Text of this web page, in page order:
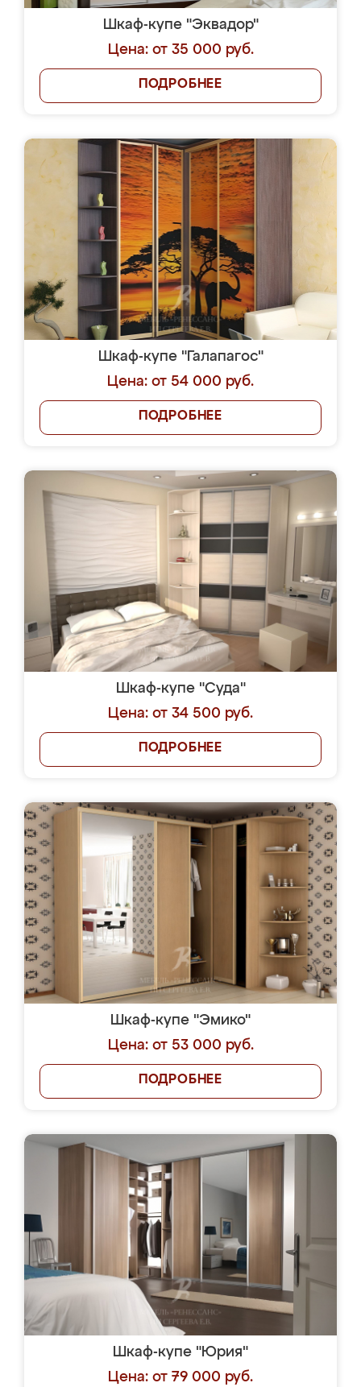
Шкаф-купе "Эквадор"
Цена: от 35 000 руб.
ПОДРОБНЕЕ
Шкаф-купе "Галапагос"
Цена: от 54 000 руб.
ПОДРОБНЕЕ
Шкаф-купе "Суда"
Цена: от 34 500 руб.
ПОДРОБНЕЕ
Шкаф-купе "Эмико"
Цена: от 53 000 руб.
ПОДРОБНЕЕ
Шкаф-купе "Юрия"
Цена: от 79 000 руб.